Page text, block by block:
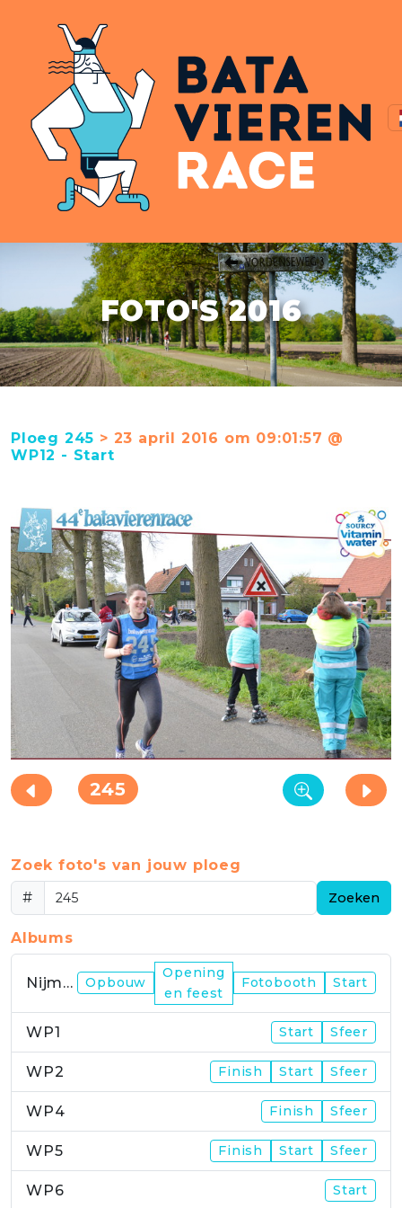
FOTO'S 2016
Ploeg 245 > 23 april 2016 om 09:01:57 @
WP12 - Start
245
Zoek foto's van jouw ploeg
#
Zoeken
Albums
Nijmegen Opbouw
Opening
en feest
Fotobooth Start
WP1 Start Sfeer
WP2 Finish Start Sfeer
WP4 Finish Sfeer
WP5 Finish Start Sfeer
WP6 Start